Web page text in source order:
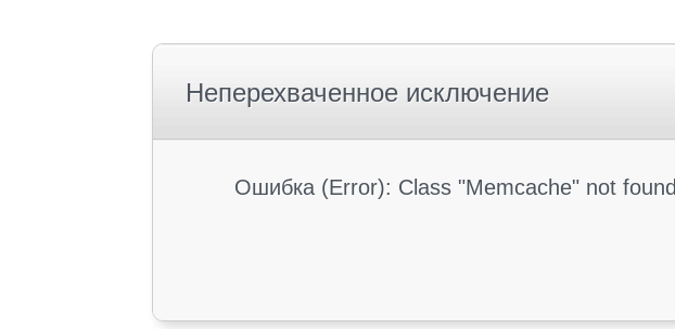
Неперехваченное исключение
Ошибка (Error): Class "Memcache" not found